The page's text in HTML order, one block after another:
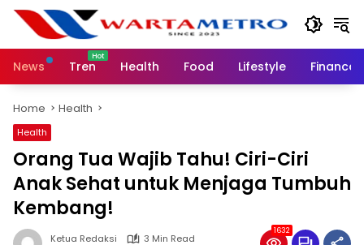
Skip
content
News
Tren Health Food Lifestyle Finance
Home Health
Health
Orang Tua Wajib Tahu! Ciri-Ciri
Anak Sehat untuk Menjaga Tumbuh
Kembang!
Ketua Redaksi
3 Min Read
1632